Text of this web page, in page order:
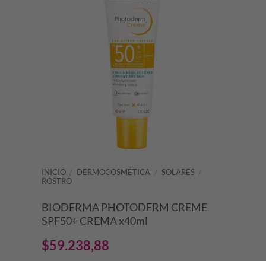
INICIO / DERMOCOSMÉTICA / SOLARES /
ROSTRO
BIODERMA PHOTODERM CREME
SPF50+ CREMA x40ml
$59.238,88